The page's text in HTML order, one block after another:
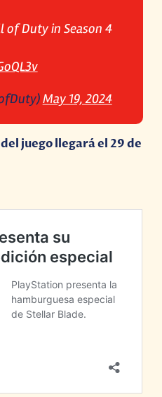
of Duty in Season 4
May 19, 2024
juego llegará el 29 de